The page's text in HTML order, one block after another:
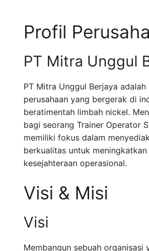
Profil
PT Mitra Unggul
PT Mitra Unggul Berjaya adalah
perusahaan yang bergerak di
beratimentah limbah nickel.
bagi seorang Trainer Operator
memiliki fokus dalam
berkualitas untuk
kesejahteraan operasional.
Visi & Misi
Visi
Membangun sebuah organisasi